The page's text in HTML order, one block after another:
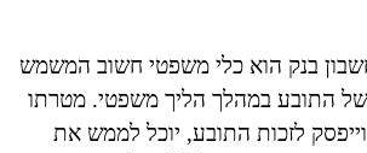
בנק הוא כלי משפטי חשוב המשמש
של התובע במהלך הליך משפטי. מטרתו
לזכות התובע, יוכל לממש את